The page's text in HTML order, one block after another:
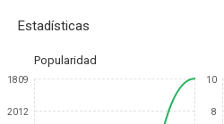
Estadísticas
Popularidad
1809
2012
10
8